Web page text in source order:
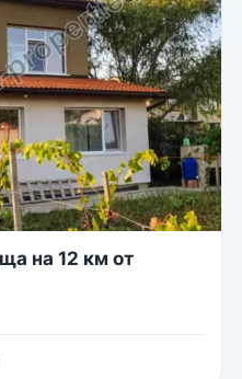
на 12 км от